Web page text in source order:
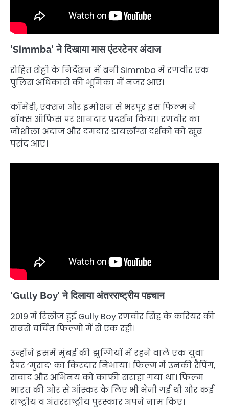
‘Simmba’ ने दिखाया मास एंटरटेनर अंदाज
रोहित शेट्टी के निर्देशन में बनी Simmba में रणवीर एक
पुलिस अधिकारी की भूमिका में नजर आए।
कॉमेडी, एक्शन और इमोशन से भरपूर इस फिल्म ने
बॉक्स ऑफिस पर शानदार प्रदर्शन किया। रणवीर का
जोशीला अंदाज और दमदार डायलॉग्स दर्शकों को खूब
पसंद आए।
‘Gully Boy’ ने दिलाया अंतरराष्ट्रीय पहचान
2019 में रिलीज हुई Gully Boy रणवीर सिंह के करियर की
सबसे चर्चित फिल्मों में से एक रही।
उन्होंने इसमें मुंबई की झुग्गियों में रहने वाले एक युवा
रैपर ‘मुराद’ का किरदार निभाया। फिल्म में उनकी रैपिंग,
संवाद और अभिनय को काफी सराहा गया था। फिल्म
भारत की ओर से ऑस्कर के लिए भी भेजी गई थी और कई
राष्ट्रीय व अंतरराष्ट्रीय पुरस्कार अपने नाम किए।